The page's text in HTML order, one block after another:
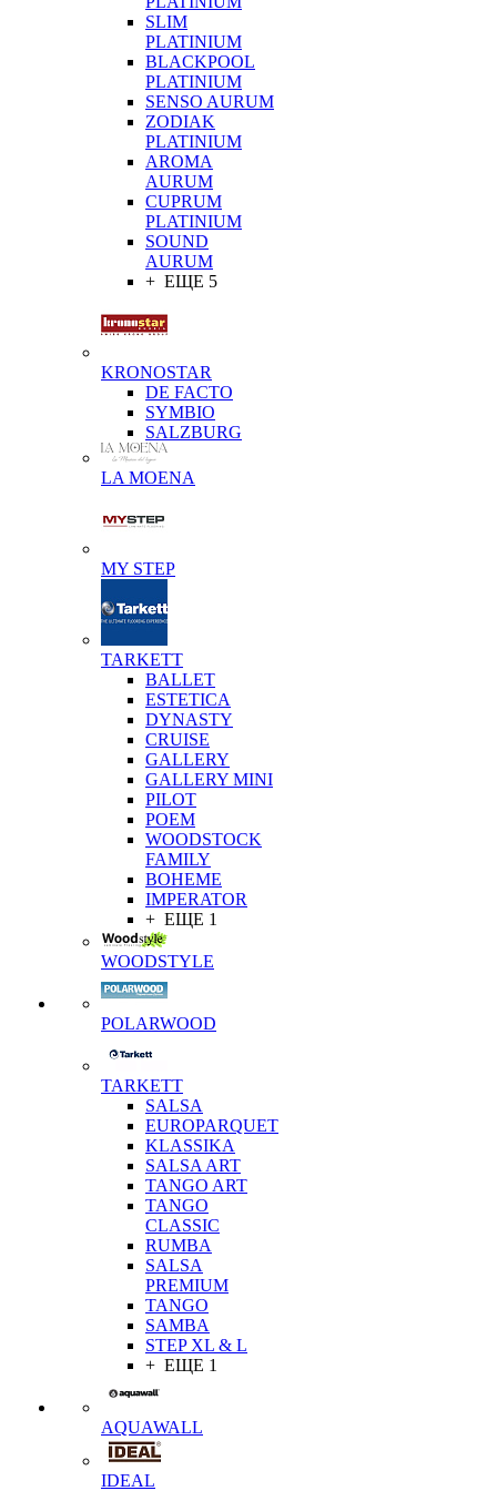
SLIM
PLATINIUM
BLACKPOOL
PLATINIUM
SENSO AURUM
ZODIAK
PLATINIUM
AROMA
AURUM
CUPRUM
PLATINIUM
SOUND
AURUM
+ ЕЩЕ 5
KRONOSTAR
DE FACTO
SYMBIO
SALZBURG
LA MOENA
MY STEP
TARKETT
BALLET
ESTETICA
DYNASTY
CRUISE
GALLERY
GALLERY MINI
PILOT
POEM
WOODSTOCK
FAMILY
BOHEME
IMPERATOR
+ ЕЩЕ 1
WOODSTYLE
POLARWOOD
TARKETT
SALSA
EUROPARQUET
KLASSIKA
SALSA ART
TANGO ART
TANGO
CLASSIC
RUMBA
SALSA
PREMIUM
TANGO
SAMBA
STEP XL & L
+ ЕЩЕ 1
AQUAWALL
IDEAL